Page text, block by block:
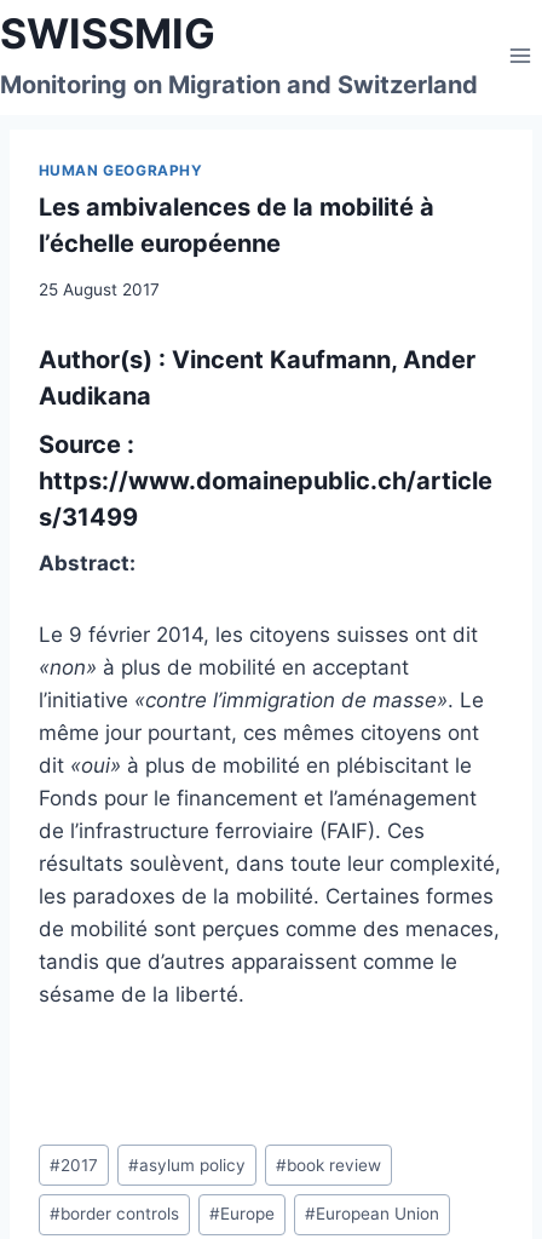
Skip
to
content
SWISSMIG
Monitoring on Migration and Switzerland
HUMAN GEOGRAPHY
Les ambivalences de la mobilité à
l’échelle européenne
25 August 2017
Author(s) : Vincent Kaufmann, Ander
Audikana
Source :
https://www.domainepublic.ch/article
s/31499
Abstract:
Le 9 février 2014, les citoyens suisses ont dit
«non» à plus de mobilité en acceptant
l’initiative «contre l’immigration de masse». Le
même jour pourtant, ces mêmes citoyens ont
dit «oui» à plus de mobilité en plébiscitant le
Fonds pour le financement et l’aménagement
de l’infrastructure ferroviaire (FAIF). Ces
résultats soulèvent, dans toute leur complexité,
les paradoxes de la mobilité. Certaines formes
de mobilité sont perçues comme des menaces,
tandis que d’autres apparaissent comme le
sésame de la liberté.
Post
Tags:
#2017 #asylum policy #book review
#border controls #Europe #European Union